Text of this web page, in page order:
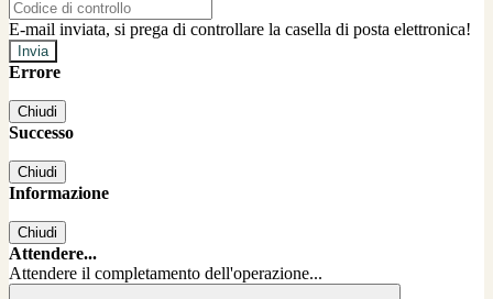
E-mail inviata, si prega di controllare la casella di posta elettronica!
Errore
Chiudi
Successo
Chiudi
Informazione
Chiudi
Attendere...
Attendere il completamento dell'operazione...